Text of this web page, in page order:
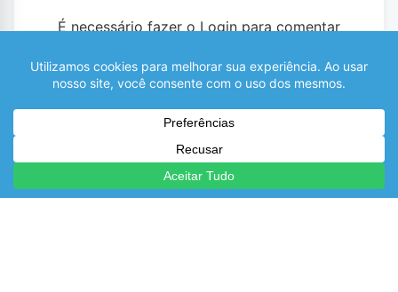
É necessário fazer o Login para comentar
0 COMENTÁRIOS